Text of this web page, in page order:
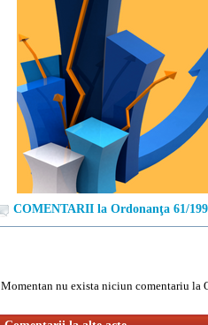
COMENTARII la Ordonanţa 61/
Momentan nu exista niciun comentariu la